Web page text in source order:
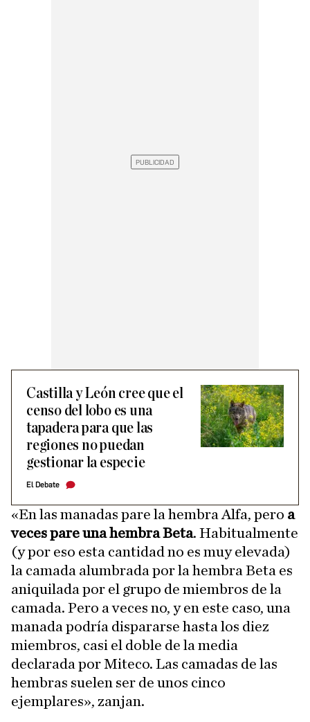
Castilla y León cree que el
censo del lobo es una
tapadera para que las
regiones no puedan
gestionar la especie
El Debate
«En las manadas pare la hembra Alfa, pero a
veces pare una hembra Beta. Habitualmente
(y por eso esta cantidad no es muy elevada)
la camada alumbrada por la hembra Beta es
aniquilada por el grupo de miembros de la
camada. Pero a veces no, y en este caso, una
manada podría dispararse hasta los diez
miembros, casi el doble de la media
declarada por Miteco. Las camadas de las
hembras suelen ser de unos cinco
ejemplares», zanjan.